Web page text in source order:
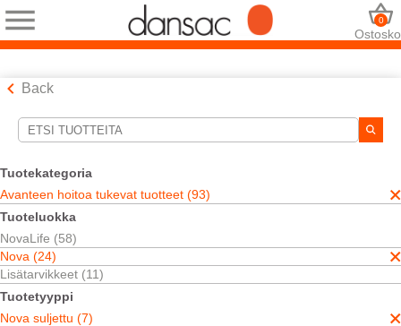
0
Back
Tuotekategoria
Avanteen hoitoa tukevat tuotteet (93)
Tuoteluokka
NovaLife (58)
Nova (24)
Lisätarvikkeet (11)
Tuotetyyppi
Nova suljettu (7)
Hakutyökalut
Valintasi:
Avanteen hoitoa tukevat tuotteet
Nova
Nova suljettu
Kaksiosainen
Valintasi vastasi2tuloksia
Järjestä: